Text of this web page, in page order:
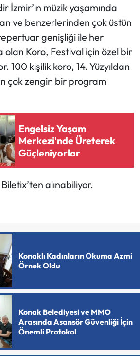
İzmir’in müzik yaşamında
ve benzerlerinden çok üstün
genişliği ile her
Koro, Festival için özel bir
100 kişilik koro, 14. Yüzyıldan
çok zengin bir program
Engelsiz Yaşam
Merkezi'nde Üreterek
Güçleniyorlar
alınabiliyor.
Konaklı Kadınların Okuma Azmi
Örnek Oldu
Konak Belediyesi ve MMO
Arasında Asansör Güvenliği İçin
Önemli Protokol